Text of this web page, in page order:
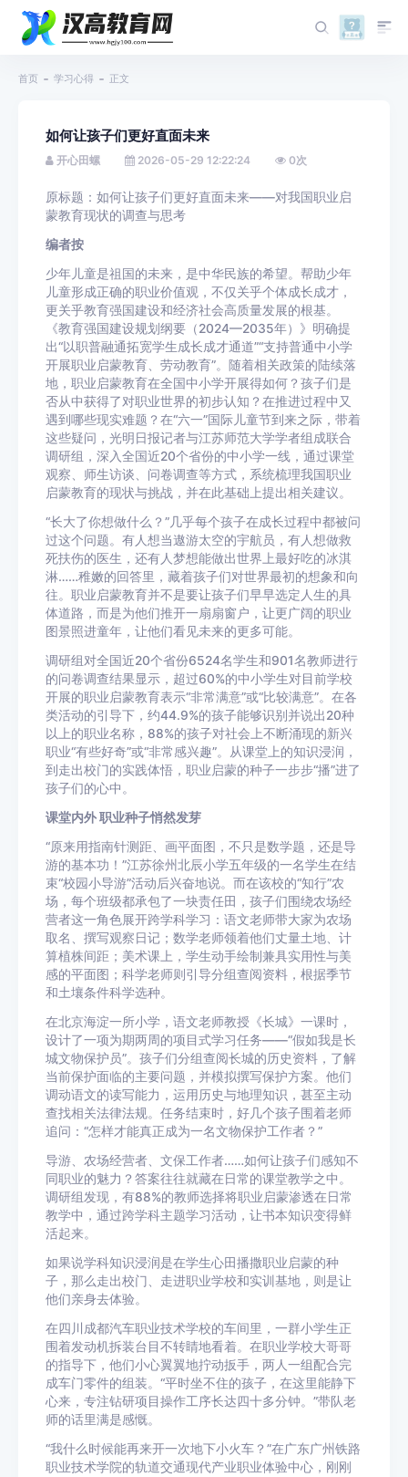
首页 学习心得 正文
如何让孩子们更好直面未来
开心田螺 2026-05-29 12:22:24 0次
原标题：如何让孩子们更好直面未来——对我国职业启
蒙教育现状的调查与思考
编者按
少年儿童是祖国的未来，是中华民族的希望。帮助少年
儿童形成正确的职业价值观，不仅关乎个体成长成才，
更关乎教育强国建设和经济社会高质量发展的根基。
《教育强国建设规划纲要（2024—2035年）》明确提
出“以职普融通拓宽学生成长成才通道”“支持普通中小学
开展职业启蒙教育、劳动教育”。随着相关政策的陆续落
地，职业启蒙教育在全国中小学开展得如何？孩子们是
否从中获得了对职业世界的初步认知？在推进过程中又
遇到哪些现实难题？在“六一”国际儿童节到来之际，带着
这些疑问，光明日报记者与江苏师范大学学者组成联合
调研组，深入全国近20个省份的中小学一线，通过课堂
观察、师生访谈、问卷调查等方式，系统梳理我国职业
启蒙教育的现状与挑战，并在此基础上提出相关建议。
“长大了你想做什么？”几乎每个孩子在成长过程中都被问
过这个问题。有人想当遨游太空的宇航员，有人想做救
死扶伤的医生，还有人梦想能做出世界上最好吃的冰淇
淋……稚嫩的回答里，藏着孩子们对世界最初的想象和向
往。职业启蒙教育并不是要让孩子们早早选定人生的具
体道路，而是为他们推开一扇扇窗户，让更广阔的职业
图景照进童年，让他们看见未来的更多可能。
调研组对全国近20个省份6524名学生和901名教师进行
的问卷调查结果显示，超过60%的中小学生对目前学校
开展的职业启蒙教育表示“非常满意”或“比较满意”。在各
类活动的引导下，约44.9%的孩子能够识别并说出20种
以上的职业名称，88%的孩子对社会上不断涌现的新兴
职业“有些好奇”或“非常感兴趣”。从课堂上的知识浸润，
到走出校门的实践体悟，职业启蒙的种子一步步“播”进了
孩子们的心中。
课堂内外 职业种子悄然发芽
“原来用指南针测距、画平面图，不只是数学题，还是导
游的基本功！”江苏徐州北辰小学五年级的一名学生在结
束“校园小导游”活动后兴奋地说。而在该校的“知行”农
场，每个班级都承包了一块责任田，孩子们围绕农场经
营者这一角色展开跨学科学习：语文老师带大家为农场
取名、撰写观察日记；数学老师领着他们丈量土地、计
算植株间距；美术课上，学生动手绘制兼具实用性与美
感的平面图；科学老师则引导分组查阅资料，根据季节
和土壤条件科学选种。
在北京海淀一所小学，语文老师教授《长城》一课时，
设计了一项为期两周的项目式学习任务——“假如我是长
城文物保护员”。孩子们分组查阅长城的历史资料，了解
当前保护面临的主要问题，并模拟撰写保护方案。他们
调动语文的读写能力，运用历史与地理知识，甚至主动
查找相关法律法规。任务结束时，好几个孩子围着老师
追问：“怎样才能真正成为一名文物保护工作者？”
导游、农场经营者、文保工作者……如何让孩子们感知不
同职业的魅力？答案往往就藏在日常的课堂教学之中。
调研组发现，有88%的教师选择将职业启蒙渗透在日常
教学中，通过跨学科主题学习活动，让书本知识变得鲜
活起来。
如果说学科知识浸润是在学生心田播撒职业启蒙的种
子，那么走出校门、走进职业学校和实训基地，则是让
他们亲身去体验。
在四川成都汽车职业技术学校的车间里，一群小学生正
围着发动机拆装台目不转睛地看着。在职业学校大哥哥
的指导下，他们小心翼翼地拧动扳手，两人一组配合完
成车门零件的组装。“平时坐不住的孩子，在这里能静下
心来，专注钻研项目操作工序长达四十多分钟。”带队老
师的话里满是感慨。
“我什么时候能再来开一次地下小火车？”在广东广州铁路
职业技术学院的轨道交通现代产业职业体验中心，刚刚